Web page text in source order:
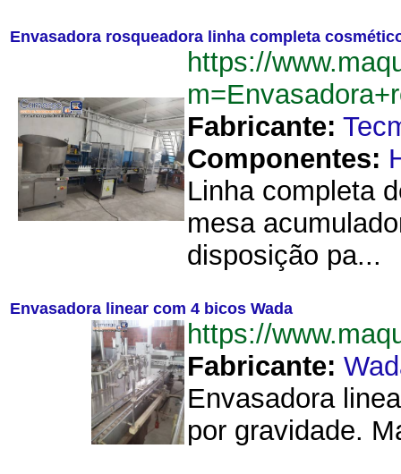
Envasadora rosqueadora linha completa
https://
Fabricante:
Componentes:
Linha completa
mesa
disposição pa...
Envasadora linear com 4 bicos Wada
https://
Fabricante:
Envasadora
por gravidade.